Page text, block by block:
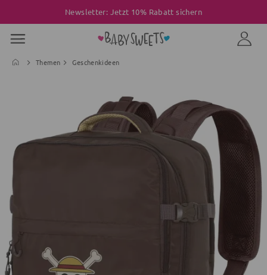
Newsletter: Jetzt 10% Rabatt sichern
Themen Geschenkideen